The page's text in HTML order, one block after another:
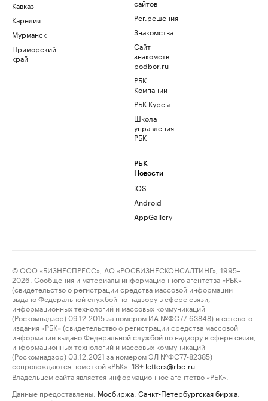
Кавказ
Карелия
Мурманск
Приморский
край
сайтов
Рег.решения
Знакомства
Сайт
знакомств
podbor.ru
РБК
Компании
РБК Курсы
Школа
управления
РБК
РБК
Новости
iOS
Android
AppGallery
© ООО «БИЗНЕСПРЕСС», АО «РОСБИЗНЕСКОНСАЛТИНГ», 1995–
2026. Сообщения и материалы информационного агентства «РБК»
(свидетельство о регистрации средства массовой информации
выдано Федеральной службой по надзору в сфере связи,
информационных технологий и массовых коммуникаций
(Роскомнадзор) 09.12.2015 за номером ИА №ФС77-63848) и сетевого
издания «РБК» (свидетельство о регистрации средства массовой
информации выдано Федеральной службой по надзору в сфере связи,
информационных технологий и массовых коммуникаций
(Роскомнадзор) 03.12.2021 за номером ЭЛ №ФС77-82385)
сопровождаются пометкой «РБК».
18+ letters@rbc.ru
Владельцем сайта является информационное агентство «РБК».
Данные предоставлены: Мосбиржа Санкт-Петербургская биржа